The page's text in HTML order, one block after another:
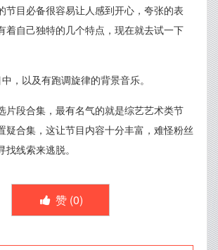
节目必备很容易让人感到开心，夸张的表
着自己独特的几个特点，现在就去试一下
，以及有跑调旋律的背景音乐。
片段合集，最有名气的就是综艺艺术类节
疑合集，这让节目内容十分丰富，难怪粉丝
线索来逃脱。
赞 (0)